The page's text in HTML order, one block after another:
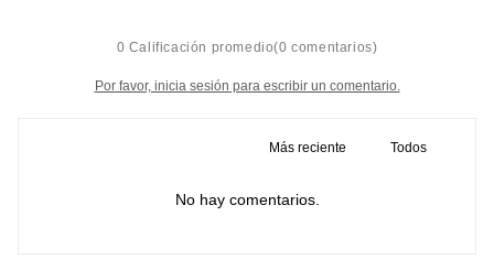
0 Calificación promedio(0 comentarios)
Por favor, inicia sesión para escribir un comentario.
Más reciente Todos
No hay comentarios.